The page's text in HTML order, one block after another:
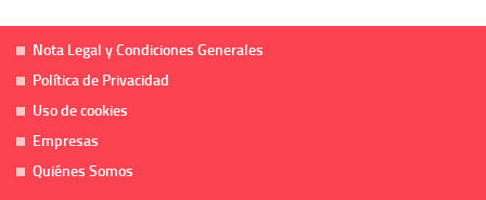
Nota Legal y Condiciones Generales
Política de Privacidad
Uso de cookies
Empresas
Quiénes Somos